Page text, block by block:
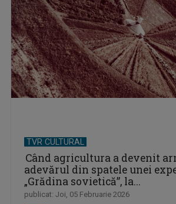
TVR CULTURAL
Când agricultura a devenit
adevărul din spatele unei
„Grădina sovietică”, la...
publicat: Joi, 05 Februarie 2026